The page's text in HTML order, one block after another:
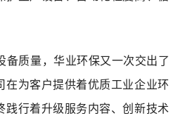
备质量，华业环保又一次交出了
在为客户提供着优质工业企业环
践行着升级服务内容、创新技术